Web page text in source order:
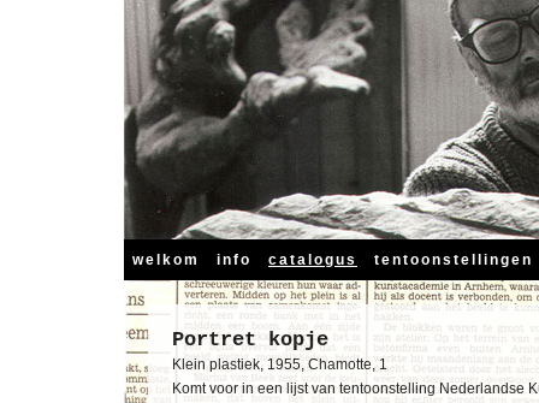
welkom info catalogus tentoonstellingen
Portret kopje
Klein plastiek, 1955, Chamotte, 1
Komt voor in een lijst van tentoonstelling Nederlandse